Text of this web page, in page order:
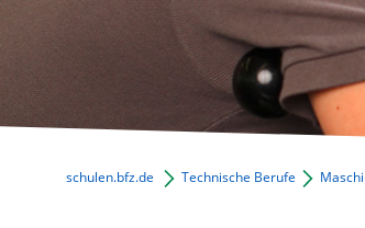
schulen.bfz.de Technische Berufe